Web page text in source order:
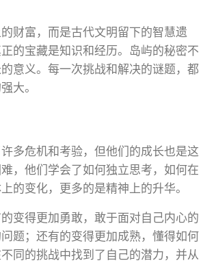
财富，而是古代文明留下的智慧遗
的宝藏是知识和经历。岛屿的秘密不
意义。每一次挑战和解决的谜题，都
大。
多危机和考验，但他们的成长也是这
，他们学会了如何独立思考，如何在
的变化，更多的是精神上的升华。
变得更加勇敢，敢于面对自己内心的
题；还有的变得更加成熟，懂得如何
同的挑战中找到了自己的潜力，并从